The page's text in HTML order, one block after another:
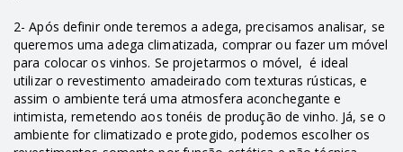
2- Após definir onde teremos a adega, precisamos analisar, se
queremos uma adega climatizada, comprar ou fazer um móvel
para colocar os vinhos. Se projetarmos o móvel, é ideal
utilizar o revestimento amadeirado com texturas rústicas, e
assim o ambiente terá uma atmosfera aconchegante e
intimista, remetendo aos tonéis de produção de vinho. Já, se o
ambiente for climatizado e protegido, podemos escolher os